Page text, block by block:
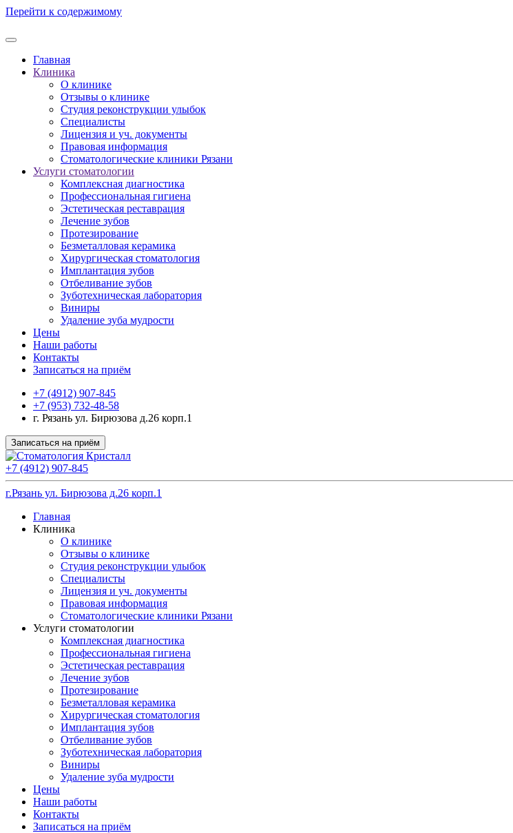
Перейти к содержимому
Главная
Клиника
О клинике
Отзывы о клинике
Студия реконструкции улыбок
Специалисты
Лицензия и уч. документы
Правовая информация
Стоматологические клиники Рязани
Услуги стоматологии
Комплексная диагностика
Профессиональная гигиена
Эстетическая реставрация
Лечение зубов
Протезирование
Безметалловая керамика
Хирургическая стоматология
Имплантация зубов
Отбеливание зубов
Зуботехническая лаборатория
Виниры
Удаление зуба мудрости
Цены
Наши работы
Контакты
Записаться на приём
+7 (4912) 907-845
+7 (953) 732-48-58
г. Рязань ул. Бирюзова д.26 корп.1
Записаться на приём
+7 (4912) 907-845
г.Рязань ул. Бирюзова д.26 корп.1
Главная
Клиника
О клинике
Отзывы о клинике
Студия реконструкции улыбок
Специалисты
Лицензия и уч. документы
Правовая информация
Стоматологические клиники Рязани
Услуги стоматологии
Комплексная диагностика
Профессиональная гигиена
Эстетическая реставрация
Лечение зубов
Протезирование
Безметалловая керамика
Хирургическая стоматология
Имплантация зубов
Отбеливание зубов
Зуботехническая лаборатория
Виниры
Удаление зуба мудрости
Цены
Наши работы
Контакты
Записаться на приём